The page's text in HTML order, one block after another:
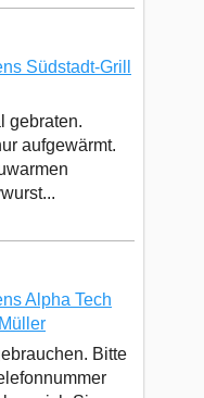
Südstadt-Grill
gebraten.
aufgewärmt.
Alpha Tech
Bitte